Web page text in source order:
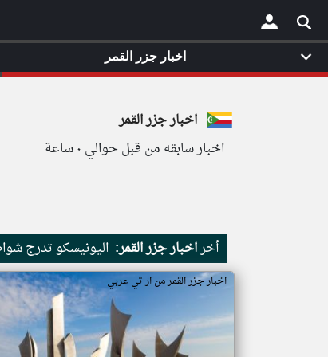
×
اخبار جزر القمر
اخبار سابقه من قبل حوالي ٠ ساعة
أخراخبار جزر القمر: اليونيسكو تدرج
اخبار جزر القمر من ار تي عربي
اخبار جزر القمر